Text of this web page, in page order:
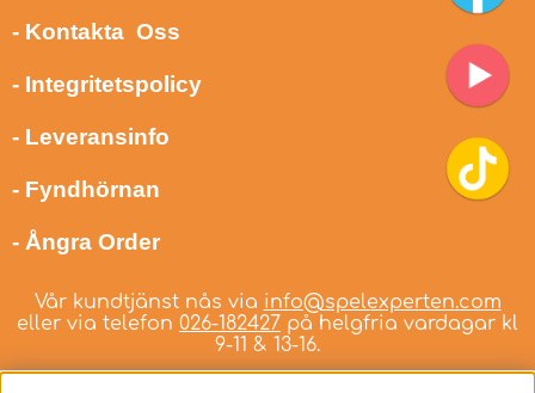
- Kontakta Oss
- Integritetspolicy
- Leveransinfo
- Fyndhörnan
- Ångra Order
Vår kundtjänst nås via info@spelexperten.com
eller via telefon 026-182427 på helgfria vardagar kl
9-11 & 13-16.